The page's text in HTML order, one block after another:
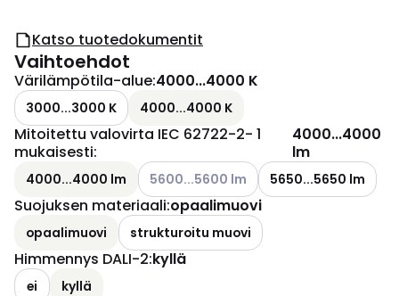
Katso tuotedokumentit
Vaihtoehdot
Värilämpötila-alue:4000...4000 K
3000...3000 K 4000...4000 K
Mitoitettu valovirta IEC 62722-2- 1
mukaisesti:
4000...4000
lm
4000...4000 lm Katso käytettävissä olevat vaihtoehdot
5600...5600 lm 5650...5650 lm
Suojuksen materiaali:opaalimuovi
opaalimuovi strukturoitu muovi
Himmennys DALI-2:kyllä
ei kyllä